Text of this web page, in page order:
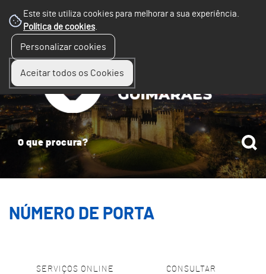
Este site utiliza cookies para melhorar a sua experiência.
Política de cookies.
Personalizar cookies
Aceitar todos os Cookies
NÚMERO DE PORTA
SERVIÇOS ONLINE CONSULTAR